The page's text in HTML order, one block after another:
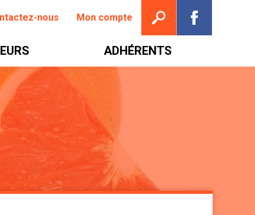
nous Mon compte
ADHÉRENTS
Ouvrir la recherche